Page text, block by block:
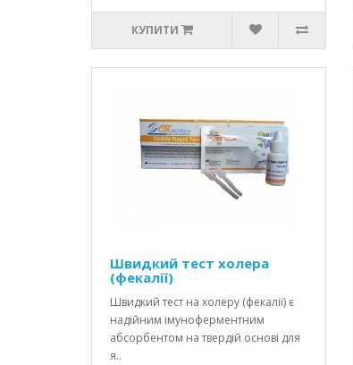
КУПИТИ
Швидкий тест холера
(фекалії)
Швидкий тест на холеру (фекалії) є
надійним імуноферментним
абсорбентом на твердій основі для
я..